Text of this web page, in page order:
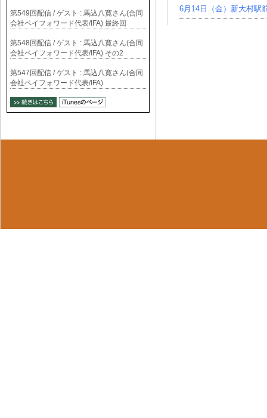
6月14日（金）新大村駅
第549回配信 / ゲスト : 馬込八寛さん(合同
会社ペイフォワード代表/IFA) 最終回
第548回配信 / ゲスト : 馬込八寛さん(合同
会社ペイフォワード代表/IFA) その2
第547回配信 / ゲスト : 馬込八寛さん(合同
会社ペイフォワード代表/IFA)